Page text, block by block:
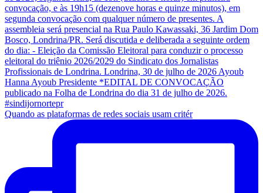
Quando as plataformas de redes sociais usam critér